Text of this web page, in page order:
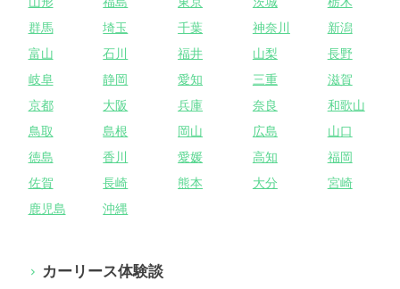
群馬
埼玉 千葉 神奈川
新潟
富山
石川 福井 山梨
長野
岐阜
静岡 愛知 三重
滋賀
京都
大阪 兵庫 奈良
和歌山
鳥取
島根 岡山 広島
山口
徳島
香川 愛媛 高知
福岡
佐賀
長崎 熊本 大分
宮崎
鹿児島
沖縄
カーリース体験談